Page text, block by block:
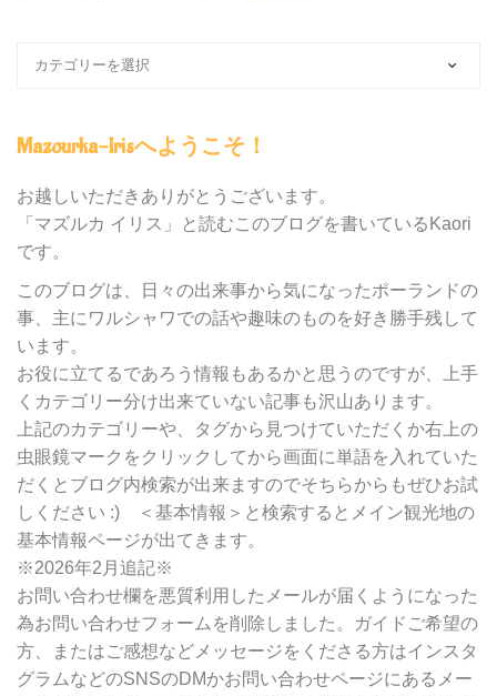
の
テ
ゴ
ー
別
検
Mazourka-Irisへようこそ！
お越しいただきありがとうございます。
「マズルカ イリス」と読むこのブログを書いているKaori
です。
このブログは、日々の出来事から気になったポーランドの
事、主にワルシャワでの話や趣味のものを好き勝手残して
います。
お役に立てるであろう情報もあるかと思うのですが、上手
くカテゴリー分け出来ていない記事も沢山あります。
上記のカテゴリーや、タグから見つけていただくか右上の
虫眼鏡マークをクリックしてから画面に単語を入れていた
だくとブログ内検索が出来ますのでそちらからもぜひお試
しください :) ＜基本情報＞と検索するとメイン観光地の
基本情報ページが出てきます。
※2026年2月追記※
お問い合わせ欄を悪質利用したメールが届くようになった
為お問い合わせフォームを削除しました。ガイドご希望の
方、またはご感想などメッセージをくださる方はインスタ
グラムなどのSNSのDMかお問い合わせページにあるメー